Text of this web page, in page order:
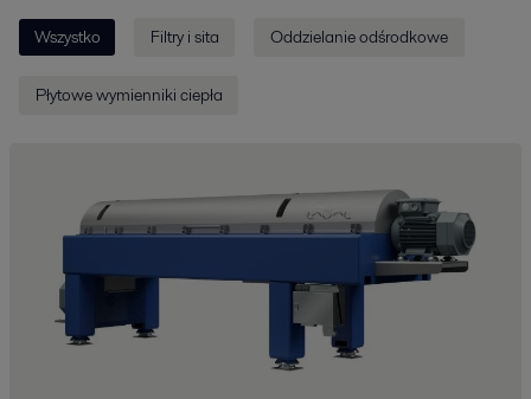
Wszystko Filtry i sita Oddzielanie odśrodkowe
Płytowe wymienniki ciepła